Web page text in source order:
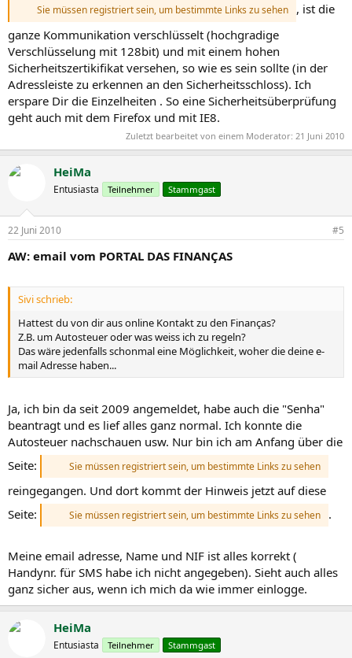
Sie müssen registriert sein, um bestimmte Links zu sehen
, ist die
ganze Kommunikation verschlüsselt (hochgradige
Verschlüsselung mit 128bit) und mit einem hohen
Sicherheitszertikifikat versehen, so wie es sein sollte (in der
Adressleiste zu erkennen an den Sicherheitsschloss). Ich
erspare Dir die Einzelheiten . So eine Sicherheitsüberprüfung
geht auch mit dem Firefox und mit IE8.
Zuletzt bearbeitet von einem Moderator: 21 Juni 2010
HeiMa
Entusiasta Teilnehmer Stammgast
22 Juni 2010 #5
AW: email vom PORTAL DAS FINANÇAS
Sivi schrieb:
Hattest du von dir aus online Kontakt zu den Finanças?
Z.B. um Autosteuer oder was weiss ich zu regeln?
Das wäre jedenfalls schonmal eine Möglichkeit, woher die deine e-
mail Adresse haben...
Ja, ich bin da seit 2009 angemeldet, habe auch die "Senha"
beantragt und es lief alles ganz normal. Ich konnte die
Autosteuer nachschauen usw. Nur bin ich am Anfang über die
Seite:
Sie müssen registriert sein, um bestimmte Links zu sehen
reingegangen. Und dort kommt der Hinweis jetzt auf diese
Seite:
Sie müssen registriert sein, um bestimmte Links zu sehen .
Meine email adresse, Name und NIF ist alles korrekt (
Handynr. für SMS habe ich nicht angegeben). Sieht auch alles
ganz sicher aus, wenn ich mich da wie immer einlogge.
HeiMa
Entusiasta Teilnehmer Stammgast